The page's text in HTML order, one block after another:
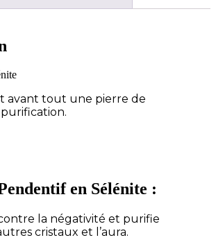
avant tout une pierre de
en Sélénite :
la négativité et purifie
cristaux et l’aura.